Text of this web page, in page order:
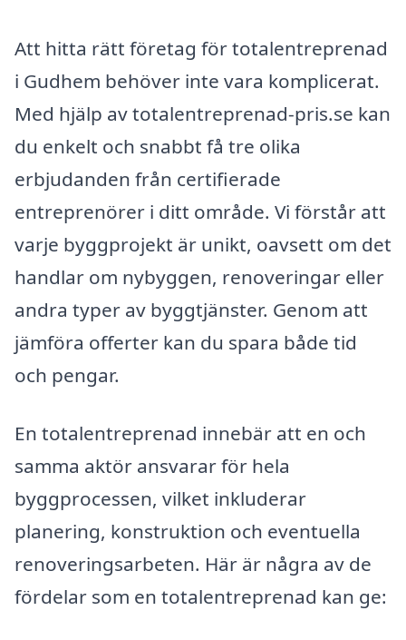
Att hitta rätt företag för totalentreprenad
i Gudhem behöver inte vara komplicerat.
Med hjälp av totalentreprenad-pris.se kan
du enkelt och snabbt få tre olika
erbjudanden från certifierade
entreprenörer i ditt område. Vi förstår att
varje byggprojekt är unikt, oavsett om det
handlar om nybyggen, renoveringar eller
andra typer av byggtjänster. Genom att
jämföra offerter kan du spara både tid
och pengar.
En totalentreprenad innebär att en och
samma aktör ansvarar för hela
byggprocessen, vilket inkluderar
planering, konstruktion och eventuella
renoveringsarbeten. Här är några av de
fördelar som en totalentreprenad kan ge: